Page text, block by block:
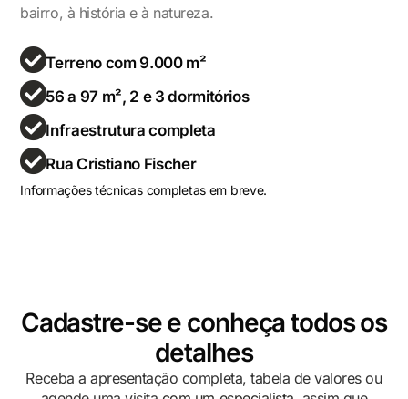
bairro, à história e à natureza.
Terreno com 9.000 m²
56 a 97 m², 2 e 3 dormitórios
Infraestrutura completa
Rua Cristiano Fischer
Informações técnicas completas em breve.
Cadastre-se e conheça todos os
detalhes
Receba a apresentação completa, tabela de valores ou